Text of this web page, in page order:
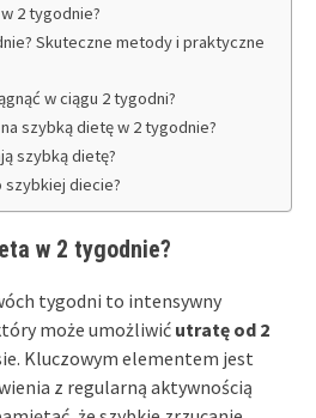
2 tygodnie?
Skuteczne metody i praktyczne
w ciągu 2 tygodni?
szybką dietę w 2 tygodnie?
szybką dietę?
diecie?
w 2 tygodnie?
tygodni to intensywny
może umożliwić utratę od 2
Kluczowym elementem jest
z regularną aktywnością